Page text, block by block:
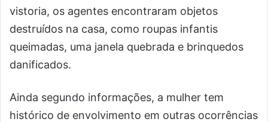
vistoria, os agentes encontraram objetos
destruídos na casa, como roupas infantis
queimadas, uma janela quebrada e brinquedos
danificados.
Ainda segundo informações, a mulher tem
histórico de envolvimento em outras ocorrências